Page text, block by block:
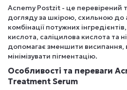
Acnemy Postzit - це перевірений
догляду за шкірою, схильною до
комбінації потужних
кислота, саліцилова кислота та
допомагає зменшити висипання,
мінімізувати пігментацію.
Особливості та переваги
Treatment Serum